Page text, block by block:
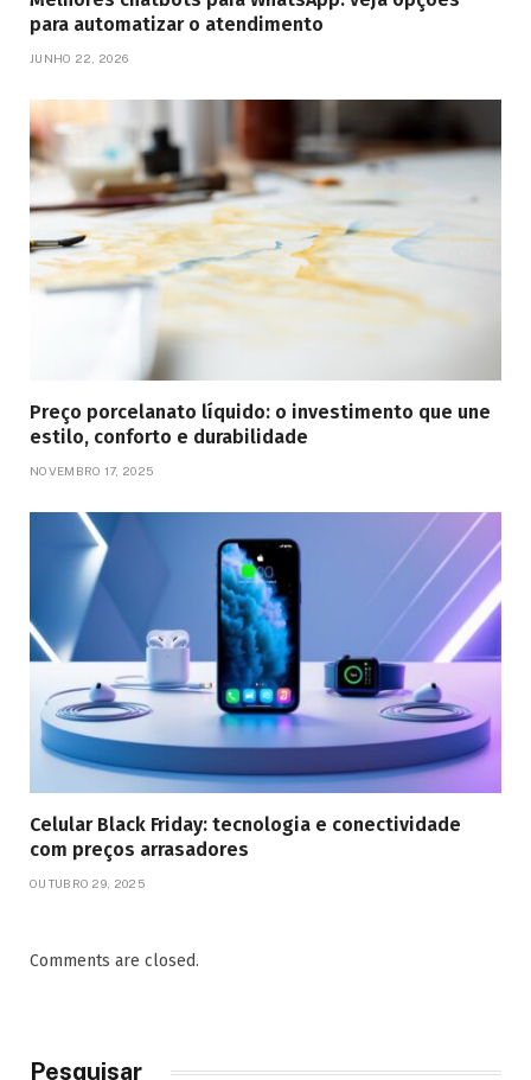
para automatizar o atendimento
JUNHO 22, 2026
Preço porcelanato líquido: o investimento que une
estilo, conforto e durabilidade
NOVEMBRO 17, 2025
Celular Black Friday: tecnologia e conectividade
com preços arrasadores
OUTUBRO 29, 2025
Comments are closed.
Pesquisar